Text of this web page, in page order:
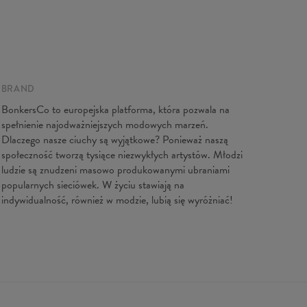
płasko
XS S M L XL XXL
64 66,5 68,5 71 73 75,5
44 47 50 53 56 59
ręk.
62 63 64 65 66 67
BRAND
BonkersCo to europejska platforma, która pozwala na
spełnienie najodważniejszych modowych marzeń.
Dlaczego nasze ciuchy są wyjątkowe? Ponieważ naszą
społeczność tworzą tysiące niezwykłych artystów. Młodzi
ludzie są znudzeni masowo produkowanymi ubraniami
popularnych sieciówek. W życiu stawiają na
indywidualność, również w modzie, lubią się wyróżniać!